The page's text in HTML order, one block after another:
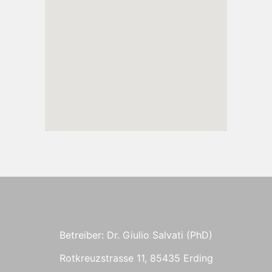
Betreiber: Dr. Giulio Salvati (PhD)
Rotkreuzstrasse 11, 85435 Erding